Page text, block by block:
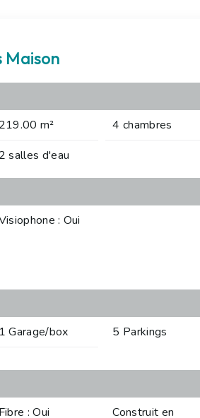
m²
4 chambres
salles d'eau
: Oui
Garage/box 5 Parkings
: Oui Construit en